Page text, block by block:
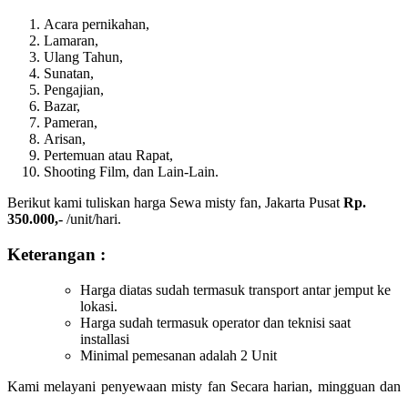
Acara pernikahan,
Lamaran,
Ulang Tahun,
Sunatan,
Pengajian,
Bazar,
Pameran,
Arisan,
Pertemuan atau Rapat,
Shooting Film, dan Lain-Lain.
Berikut kami tuliskan harga Sewa misty fan, Jakarta Pusat Rp.
350.000,- /unit/hari.
Keterangan :
Harga diatas sudah termasuk transport antar jemput ke
lokasi.
Harga sudah termasuk operator dan teknisi saat
installasi
Minimal pemesanan adalah 2 Unit
Kami melayani penyewaan misty fan Secara harian, mingguan dan